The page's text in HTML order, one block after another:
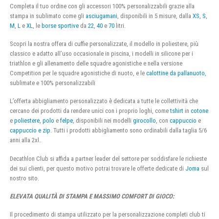
Completa il tuo ordine con gli accessori 100% personalizzabili grazie alla
stampa in sublimato come gli asciugamani , disponibili in 5 misure, dalla XS S
M L e XL , le borse sportive da 22 40 e 70 litri.
Scopri la nostra offera di cuffie personalizzate, il modello in poliestere, più
classico e adatto all’uso occasionale in piscina, i modelli in silicone per i
triathlon e gli allenamento delle squadre agonistiche e nella versione
Competition per le squadre agonistiche di nuoto, e le calottine da pallanuoto,
sublimate e 100% personalizzabili
L’offerta abbigliamento personalizzato è dedicata a tutte le collettività che
cercano dei prodotti da rendere unici con i proprio loghi, cometshirt in cotone
e poliestere, polo e felpe, disponibili nei modelli girocollo, con cappuccio e
cappuccio e zip. Tutti i prodotti abbigliamento sono ordinabili dalla taglia 5/6
anni alla 2xl.
Decathlon Club si affida a partner leader del settore per soddisfare le richieste
dei sui clienti, per questo motivo potrai trovare le offerte dedicate di Joma sul
nostro sito.
ELEVATA QUALITÀ DI STAMPA E MASSIMO COMFORT DI GIOCO:
Il procedimento di stampa utilizzato per la personalizzazione completi club ti